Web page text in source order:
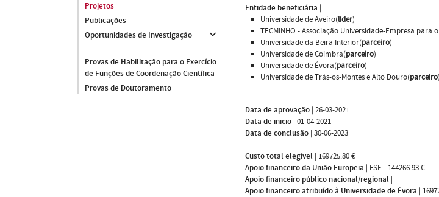
Projetos
Publicações
Oportunidades de Investigação
Provas de Habilitação para o Exercício
de Funções de Coordenação Científica
Provas de Doutoramento
Entidade beneficiária |
Universidade de Aveiro(líder)
TECMINHO - Associação Universidade-Empresa para
Universidade da Beira Interior(parceiro)
Universidade de Coimbra(parceiro)
Universidade de Évora(parceiro)
Universidade de Trás-os-Montes e Alto Douro(parceiro)
Data de aprovação | 26-03-2021
Data de inicio | 01-04-2021
Data de conclusão | 30-06-2023
Custo total elegível | 169725.80 €
Apoio financeiro da União Europeia | FSE - 144266.93 €
Apoio financeiro público nacional/regional |
Apoio financeiro atribuído à Universidade de Évora |